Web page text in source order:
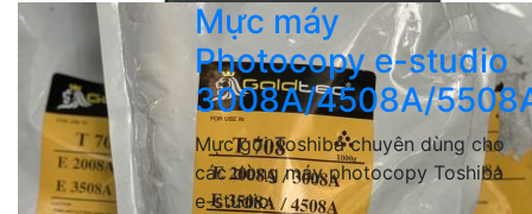
Mực máy
Photocopy e-studio
3008A/4508A/
Mực gói Toshiba chuyên dùng cho
các dòng máy photocopy Toshiba
e-studio